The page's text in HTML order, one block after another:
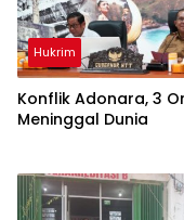
Hukrim
Konflik Adonara, 3
Meninggal Dunia